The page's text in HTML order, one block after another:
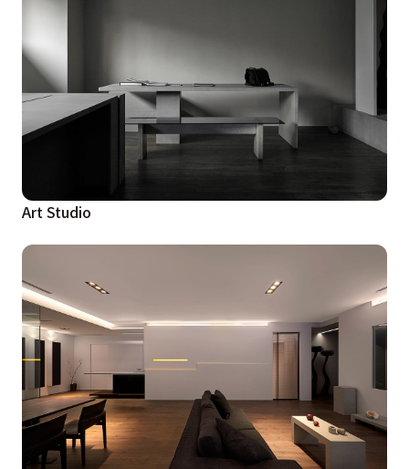
Art Studio